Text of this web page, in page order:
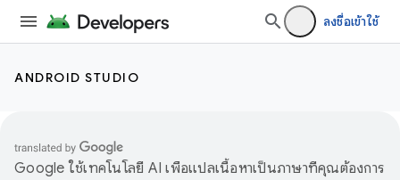
ลงชื่อเข้าใช้
ANDROID STUDIO
Google ใช้เทคโนโลยี AI เพื่อแปลเนื้อหาเป็นภาษาที่คุณต้องการ